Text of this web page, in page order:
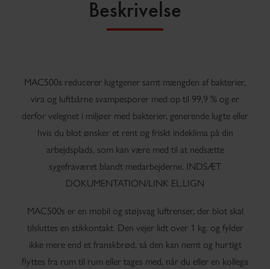
Beskrivelse
MAC500s reducerer lugtgener samt mængden af ​​bakterier,
vira og luftbårne svampesporer med op til 99,9 % og er
derfor velegnet i miljøer med bakterier, generende lugte eller
hvis du blot ønsker et rent og friskt indeklima på din
arbejdsplads, som kan være med til at nedsætte
sygefraværet blandt medarbejderne. INDSÆT
DOKUMENTATION/LINK EL.LIGN
MAC500s er en mobil og støjsvag luftrenser, der blot skal
tilsluttes en stikkontakt. Den vejer lidt over 1 kg. og fylder
ikke mere end et franskbrød, så den kan nemt og hurtigt
flyttes fra rum til rum eller tages med, når du eller en kollega